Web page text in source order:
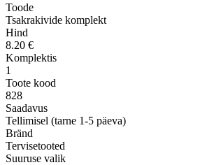
Toode
Tsakrakivide komplekt
Hind
8.20 €
Komplektis
1
Toote kood
828
Saadavus
Tellimisel (tarne 1-5 päeva)
Bränd
Tervisetooted
Suuruse valik